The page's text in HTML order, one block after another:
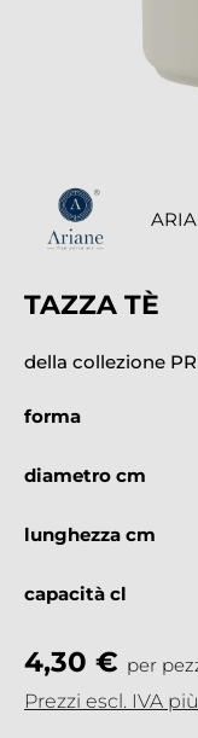
TAZZA TÈ
della collezione
4,30 € per
Prezzi escl. IVA
forma
diametro cm
lunghezza cm
capacità cl